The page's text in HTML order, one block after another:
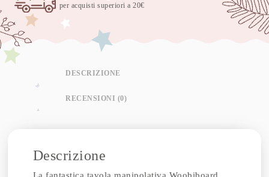
per acquisti superiori a 20€
DESCRIZIONE
RECENSIONI (0)
Descrizione
La fantastica tavola manipolativa Woobiboard